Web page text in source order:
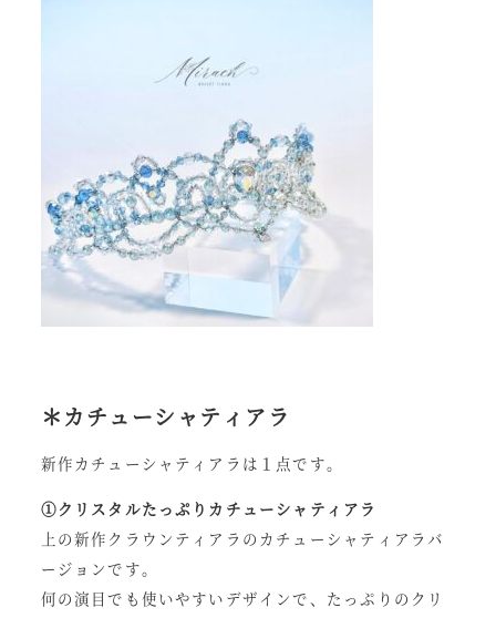
＊カチューシャティアラ
新作カチューシャティアラは１点です。
①クリスタルたっぷりカチューシャティアラ
上の新作クラウンティアラのカチューシャティアラバ
ージョンです。
何の演目でも使いやすいデザインで、たっぷりのクリ